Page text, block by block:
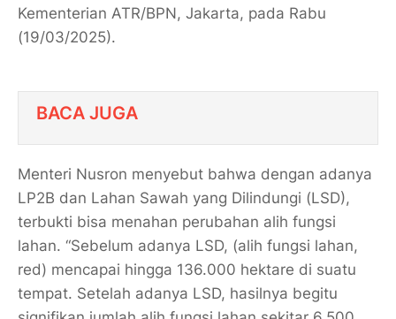
Kementerian ATR/BPN, Jakarta, pada Rabu
(19/03/2025).
BACA JUGA
Menteri Nusron menyebut bahwa dengan adanya
LP2B dan Lahan Sawah yang Dilindungi (LSD),
terbukti bisa menahan perubahan alih fungsi
lahan. “Sebelum adanya LSD, (alih fungsi lahan,
red) mencapai hingga 136.000 hektare di suatu
tempat. Setelah adanya LSD, hasilnya begitu